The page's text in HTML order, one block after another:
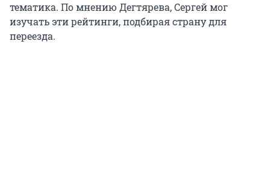
тематика. По мнению Дегтярева, Сергей мог
изучать эти рейтинги, подбирая страну для
переезда.